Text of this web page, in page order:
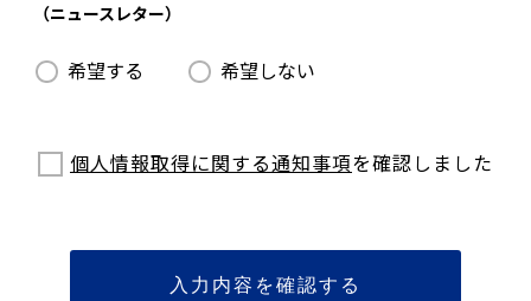
（ニュースレター）
希望する 希望しない
個人情報取得に関する通知事項を確認しました